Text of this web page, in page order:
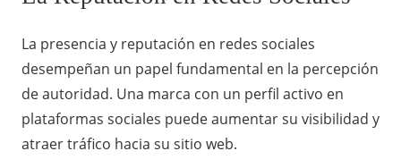
La presencia y reputación en redes sociales
desempeñan un papel fundamental en la percepción
de autoridad. Una marca con un perfil activo en
plataformas sociales puede aumentar su visibilidad y
atraer tráfico hacia su sitio web.